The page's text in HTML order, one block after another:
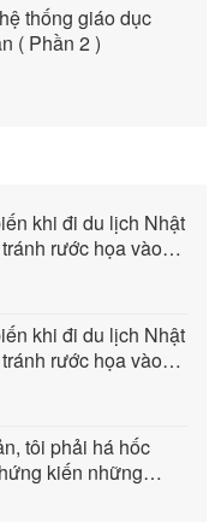
thống giáo dục
( Phần 2 )
khi đi du lịch Nhật
rước họa vào
khi đi du lịch Nhật
rước họa vào
tôi phải há hốc
kiến những
gia đến từ tương